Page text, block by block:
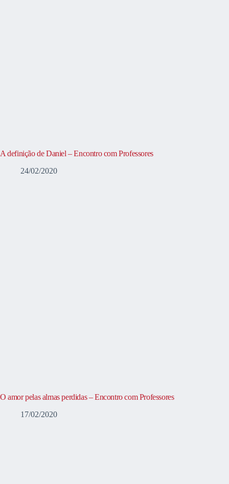
A definição de Daniel – Encontro com Professores
24/02/2020
O amor pelas almas perdidas – Encontro com Professores
17/02/2020